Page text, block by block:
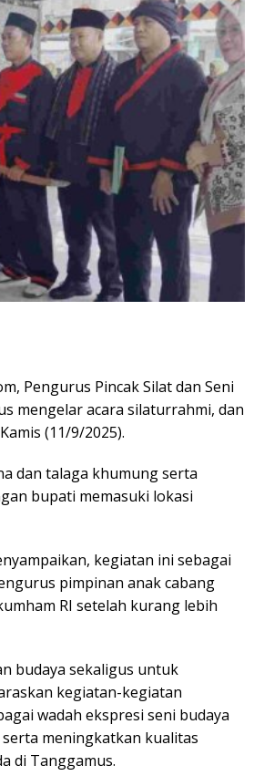
Pengurus Pincak Silat dan Seni
mengelar acara silaturrahmi, dan
(11/9/2025).
dan talaga khumung serta
bupati memasuki lokasi
kegiatan ini sebagai
pimpinan anak cabang
RI setelah kurang lebih
budaya sekaligus untuk
kegiatan-kegiatan
wadah ekspresi seni budaya
meningkatkan kualitas
di Tanggamus.